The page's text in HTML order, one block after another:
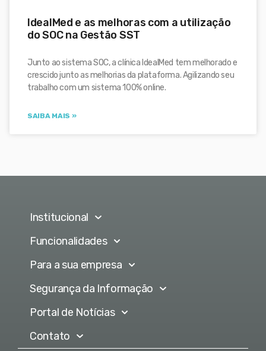
IdealMed e as melhoras com a utilização
do SOC na Gestão SST
Junto ao sistema SOC, a clínica IdealMed tem melhorado e
crescido junto as melhorias da plataforma. Agilizando seu
trabalho com um sistema 100% online.
SAIBA MAIS »
Institucional
Funcionalidades
Para a sua empresa
Segurança da Informação
Portal de Notícias
Contato